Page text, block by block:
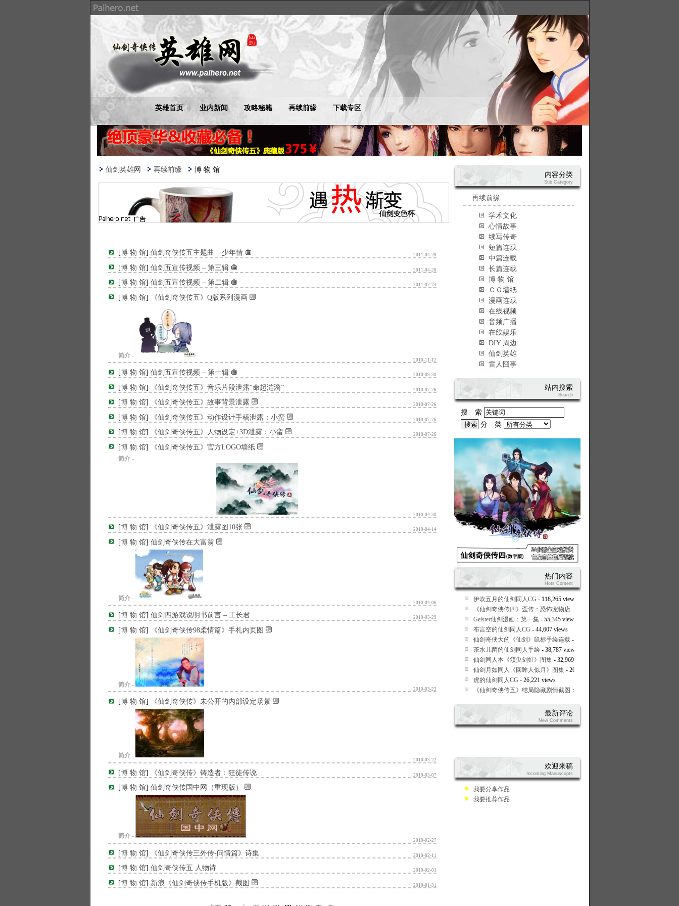
英雄首页 业内新闻 攻略秘籍 再续前缘 下载专区
仙剑英雄网 再续前缘 博 物 馆
[博 物 馆] 仙剑奇侠传五主题曲 – 少年情 2011-04-28
[博 物 馆] 仙剑五宣传视频 – 第三辑 2011-04-28
[博 物 馆] 仙剑五宣传视频 – 第二辑 2011-02-24
[博 物 馆] 《仙剑奇侠传五》Q版系列漫画
2010-11-12
简介 -
[博 物 馆] 仙剑五宣传视频 – 第一辑 2010-09-30
[博 物 馆] 《仙剑奇侠传五》音乐片段泄露“命起涟漪” 2010-07-26
[博 物 馆] 《仙剑奇侠传五》故事背景泄露 2010-07-26
[博 物 馆] 《仙剑奇侠传五》动作设计手稿泄露：小蛮 2010-07-26
[博 物 馆] 《仙剑奇侠传五》人物设定+3D泄露：小蛮 2010-07-26
[博 物 馆] 《仙剑奇侠传五》官方LOGO墙纸
2010-04-30
简介 -
[博 物 馆] 《仙剑奇侠传五》泄露图10张 2010-04-14
[博 物 馆] 仙剑奇侠传在大富翁
2010-04-06
简介 -
[博 物 馆] 仙剑四游戏说明书前言 – 工长君 2010-03-29
[博 物 馆] 《仙剑奇侠传98柔情篇》手札内页图
2010-03-23
简介 -
[博 物 馆] 《仙剑奇侠传》未公开的内部设定场景
2010-03-22
简介 -
[博 物 馆] 《仙剑奇侠传》铸造者：狂徒传说 2010-03-07
[博 物 馆] 仙剑奇侠传国中网（重现版）
2010-02-27
简介 -
[博 物 馆] 《仙剑奇侠传三外传-问情篇》诗集 2010-02-11
[博 物 馆] 仙剑奇侠传五 人物诗 2010-02-01
[博 物 馆] 新浪《仙剑奇侠传手机版》截图 2010-01-31
内容分类
Sub Category
再续前缘
学术文化
心情故事
续写传奇
短篇连载
中篇连载
长篇连载
博 物 馆
ＣＧ墙纸
漫画连载
在线视频
音频广播
在线娱乐
DIY 周边
仙剑英雄
雷人囧事
站内搜索
Search
搜 索
分 类
热门内容
Hots Content
伊吹五月的仙剑同人CG - 118,265 views
《仙剑奇侠传四》歪传：恐怖宠物店- 58,813 views
Geister仙剑漫画：第一集- 55,345 views
布言空的仙剑同人CG - 44,607 views
仙剑奇侠大的《仙剑》鼠标手绘连载 - 41,439 views
茶水儿菌的仙剑同人手绘- 38,787 views
仙剑同人本《须臾剑虹》图集- 32,969 views
仙剑月如同人《回眸人似月》图集- 26,600 views
虎的仙剑同人CG - 26,221 views
《仙剑奇侠传五》结局隐藏剧情截图：龙幽
最新评论
New Comments
欢迎来稿
Incoming Manuscripts
我要分享作品
我要推荐作品